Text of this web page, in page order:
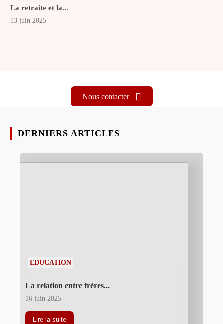
La retraite et la...
13 juin 2025
Nous contacter
DERNIERS ARTICLES
EDUCATION
La relation entre frères...
16 juin 2025
Lire la suite